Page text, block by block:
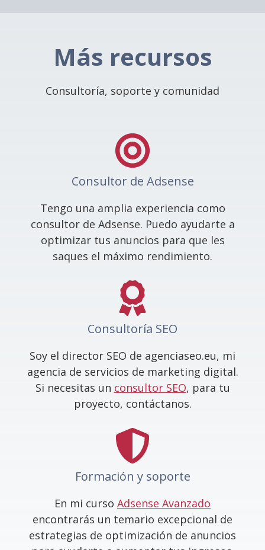
Más recursos
Consultoría, soporte y comunidad
Consultor de Adsense
Tengo una amplia experiencia como
consultor de Adsense. Puedo ayudarte a
optimizar tus anuncios para que les
saques el máximo rendimiento.
Consultoría SEO
Soy el director SEO de agenciaseo.eu, mi
agencia de servicios de marketing digital.
Si necesitas un consultor SEO, para tu
proyecto, contáctanos.
Formación y soporte
En mi curso Adsense Avanzado
encontrarás un temario excepcional de
estrategias de optimización de anuncios